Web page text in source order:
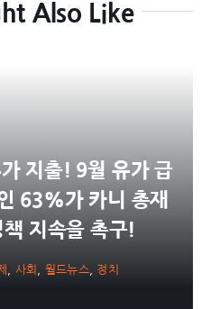
Also Like
지출! 9월 유가 급
63%가 카니 총재
지속을 촉구!
사회 월드뉴스, 정치